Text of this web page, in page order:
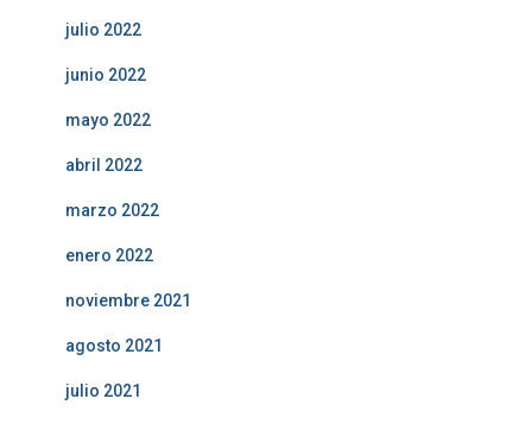
julio 2022
junio 2022
mayo 2022
abril 2022
marzo 2022
enero 2022
noviembre 2021
agosto 2021
julio 2021